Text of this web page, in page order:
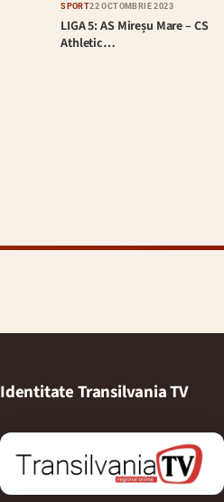
SPORT22 OCTOMBRIE 2023
LIGA 5: AS Mireșu Mare – CS
Athletic…
Identitate Transilvania TV